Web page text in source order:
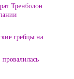
Тренболон
гребцы на